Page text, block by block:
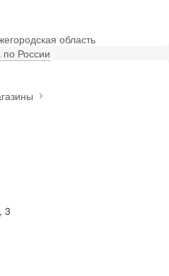
область
по России
3